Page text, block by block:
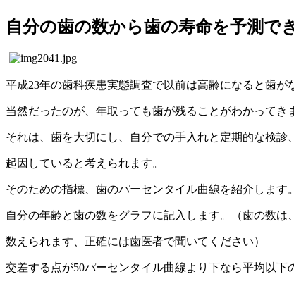
自分の歯の数から歯の寿命を予測で
平成23年の歯科疾患実態調査で以前は高齢になると歯が
当然だったのが、年取っても歯が残ることがわかってき
それは、歯を大切にし、自分での手入れと定期的な検診
起因していると考えられます。
そのための指標、歯のパーセンタイル曲線を紹介します。
自分の年齢と歯の数をグラフに記入します。（歯の数は
数えられます、正確には歯医者で聞いてください）
交差する点が50パーセンタイル曲線より下なら平均以下